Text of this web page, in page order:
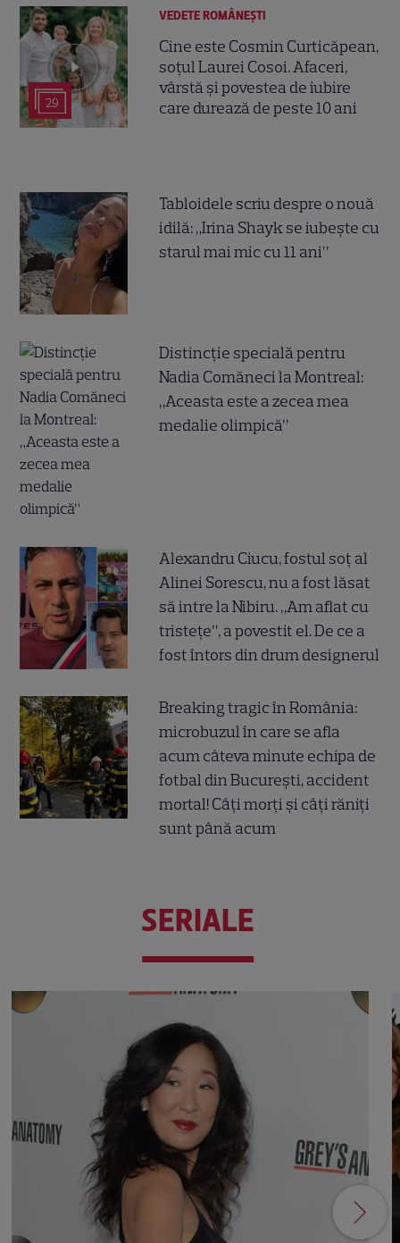
29
VEDETE ROMÂNEŞTI
Cine este Cosmin Curticăpean,
soțul Laurei Cosoi. Afaceri,
vârstă și povestea de iubire
care durează de peste 10 ani
Tabloidele scriu despre o nouă
idilă: „Irina Shayk se iubește cu
starul mai mic cu 11 ani”
Distincție specială pentru
Nadia Comăneci la Montreal:
„Aceasta este a zecea mea
medalie olimpică”
Alexandru Ciucu, fostul soț al
Alinei Sorescu, nu a fost lăsat
să intre la Nibiru. „Am aflat cu
tristețe”, a povestit el. De ce a
fost întors din drum designerul
Breaking tragic în România:
microbuzul în care se afla
acum câteva minute echipa de
fotbal din București, accident
mortal! Câți morți și câți răniți
sunt până acum
SERIALE